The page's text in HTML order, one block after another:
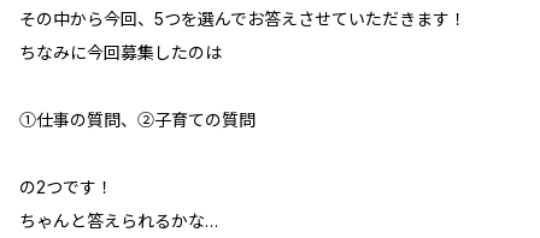
その中から今回、5つを選んでお答えさせていただきます！
ちなみに今回募集したのは
➀仕事の質問、➁子育ての質問
の2つです！
ちゃんと答えられるかな…